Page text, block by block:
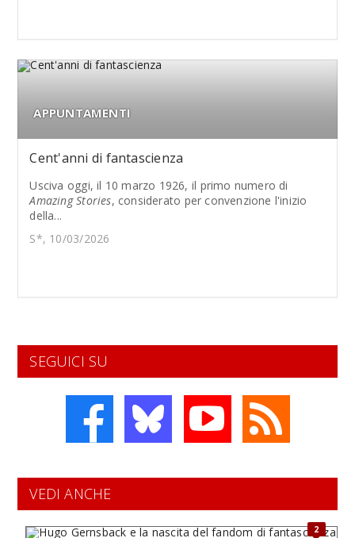
APPUNTAMENTI
Cent'anni di fantascienza
Usciva oggi, il 10 marzo 1926, il primo numero di
Amazing Stories, considerato per convenzione l'inizio
della...
S*, 10/03/2026
SEGUICI SU
VEDI ANCHE
2